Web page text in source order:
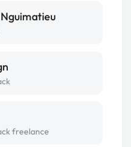
freelance